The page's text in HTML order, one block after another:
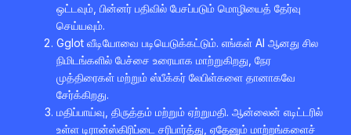
ஒட்டவும், பின்னர் பதிவில் பேசப்படும் மொழியைத் தேர்வு
செய்யவும்.
Gglot வீடியோவை படியெடுக்கட்டும். எங்கள் AI ஆனது சில
நிமிடங்களில் பேச்சை உரையாக மாற்றுகிறது, நேர
முத்திரைகள் மற்றும் ஸ்பீக்கர் லேபிள்களை தானாகவே
சேர்க்கிறது.
மதிப்பாய்வு, திருத்தம் மற்றும் ஏற்றுமதி. ஆன்லைன் எடிட்டரில்
உள்ள டிரான்ஸ்கிரிப்டை சரிபார்த்து, ஏதேனும் மாற்றங்களைச்